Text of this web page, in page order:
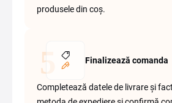
produsele din coș.
Finalizează comanda
Completează datele de livrare și